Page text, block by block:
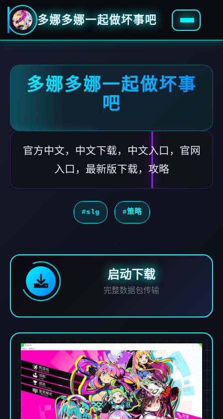
多娜多娜一起做坏事吧
多娜多娜一起做坏事
吧
官方中文，中文下载，中文入口，官网
入口，最新版下载，攻略
#slg #策略
启动下载
完整数据包传输